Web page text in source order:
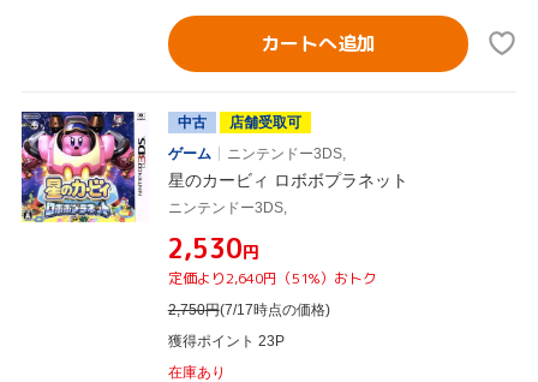
カートへ追加
中古
店舗受取可
ゲーム
ニンテンドー3DS,
星のカービィ ロボボプラネット
ニンテンドー3DS,
¥2,530円
定価より2,640円（51%）おトク
2,750円(7/17時点の価格)
獲得ポイント 23P
在庫あり